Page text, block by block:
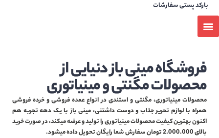
بارکد پستی سفارشات
فروشگاه مینی باز دنیایی از
محصولات مگنتی و مینیاتوری
محصولات مینیاتوری، مگنتی و استندی در انواع عمده فروشی و خرده فروشی
همراه با لوازم تحریر جذاب و دوست داشتنی، مینی باز با یک دهه تجربه هم
اکنون بهترین کیفیت محصولات مینیاتوری را تولید و عرضه میکند، در صورت خرید
بالای 2.000.000 تومان سفارش شما رایگان تحویل داده میشود.